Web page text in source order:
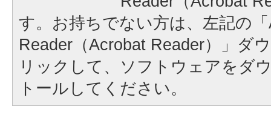
す。お持ちでない方は、左記の
Reader（Acrobat Reader）」ダ
リックして、ソフトウェアをダ
トールしてください。